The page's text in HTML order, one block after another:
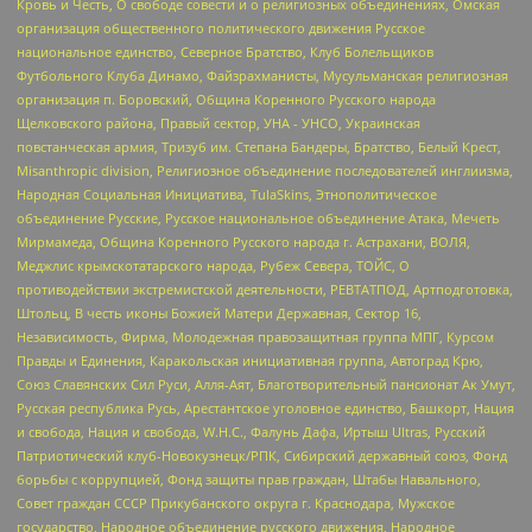
Кровь и Честь, О свободе совести и о религиозных объединениях, Омская
организация общественного политического движения Русское
национальное единство, Северное Братство, Клуб Болельщиков
Футбольного Клуба Динамо, Файзрахманисты, Мусульманская религиозная
организация п. Боровский, Община Коренного Русского народа
Щелковского района, Правый сектор, УНА - УНСО, Украинская
повстанческая армия, Тризуб им. Степана Бандеры, Братство, Белый Крест,
Misanthropic division, Религиозное объединение последователей инглиизма,
Народная Социальная Инициатива, TulaSkins, Этнополитическое
объединение Русские, Русское национальное объединение Атака, Мечеть
Мирмамеда, Община Коренного Русского народа г. Астрахани, ВОЛЯ,
Меджлис крымскотатарского народа, Рубеж Севера, ТОЙС, О
противодействии экстремистской деятельности, РЕВТАТПОД, Артподготовка,
Штольц, В честь иконы Божией Матери Державная, Сектор 16,
Независимость, Фирма, Молодежная правозащитная группа МПГ, Курсом
Правды и Единения, Каракольская инициативная группа, Автоград Крю,
Союз Славянских Сил Руси, Алля-Аят, Благотворительный пансионат Ак Умут,
Русская республика Русь, Арестантское уголовное единство, Башкорт, Нация
и свобода, Нация и свобода, W.H.С., Фалунь Дафа, Иртыш Ultras, Русский
Патриотический клуб-Новокузнецк/РПК, Сибирский державный союз, Фонд
борьбы с коррупцией, Фонд защиты прав граждан, Штабы Навального,
Совет граждан СССР Прикубанского округа г. Краснодара, Мужское
государство, Народное объединение русского движения, Народное